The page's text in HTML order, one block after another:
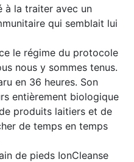
à la traiter avec un
qui semblait lui
le régime du protocole
nous y sommes tenus.
en 36 heures. Son
entièrement biologique
produits laitiers et de
de temps en temps
de pieds IonCleanse